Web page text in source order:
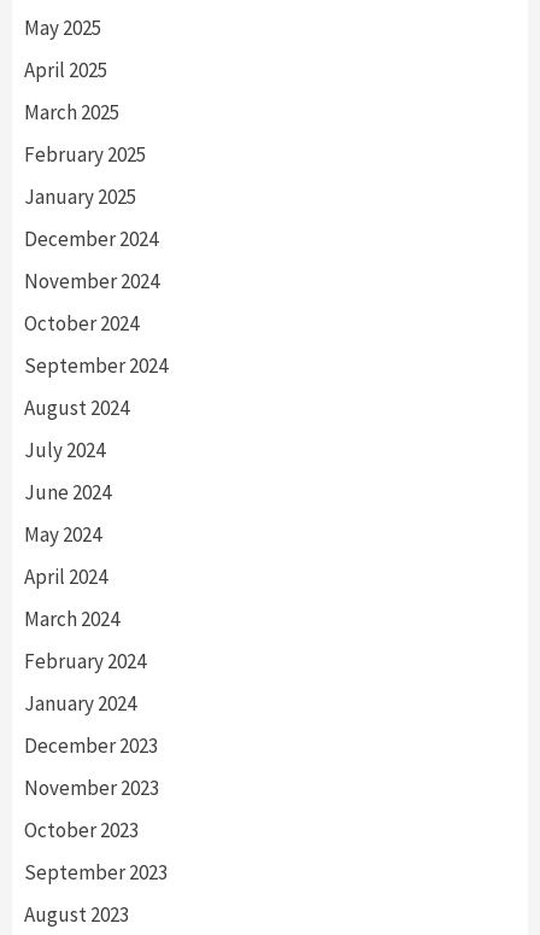
May 2025
April 2025
March 2025
February 2025
January 2025
December 2024
November 2024
October 2024
September 2024
August 2024
July 2024
June 2024
May 2024
April 2024
March 2024
February 2024
January 2024
December 2023
November 2023
October 2023
September 2023
August 2023